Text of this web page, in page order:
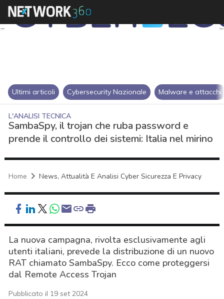
Ultimi articoli Cybersecurity Nazionale Malware e attacchi
L'ANALISI TECNICA
SambaSpy, il trojan che ruba password e
prende il controllo dei sistemi: Italia nel mirino
Home News, Attualità E Analisi Cyber Sicurezza E Privacy
La nuova campagna, rivolta esclusivamente agli
utenti italiani, prevede la distribuzione di un nuovo
RAT chiamato SambaSpy. Ecco come proteggersi
dal Remote Access Trojan
Pubblicato il 19 set 2024